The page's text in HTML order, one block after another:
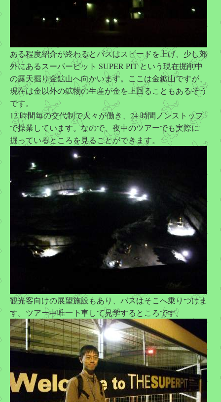
ある程度紹介が終わるとバスはスピードを上げ、少し郊
外にあるスーパーピット SUPER PIT という現在掘削中
の露天掘り金鉱山へ向かいます。ここは金鉱山ですが、
現在は金以外の鉱物の生産が金を上回ることもあるそう
です。
12 時間毎の交代制で人々が働き、24 時間ノンストップ
で操業しています。なので、夜中のツアーでも実際に
掘っているところを見ることができます。
観光客向けの展望施設もあり、バスはそこへ乗りつけま
す。ツアー中唯一下車して見学するところです。